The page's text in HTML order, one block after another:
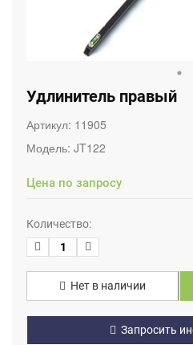
Удлинитель правый
Артикул: 11905
Модель: JT122
Цена по запросу
Количество:
Нет в наличии
Запросить